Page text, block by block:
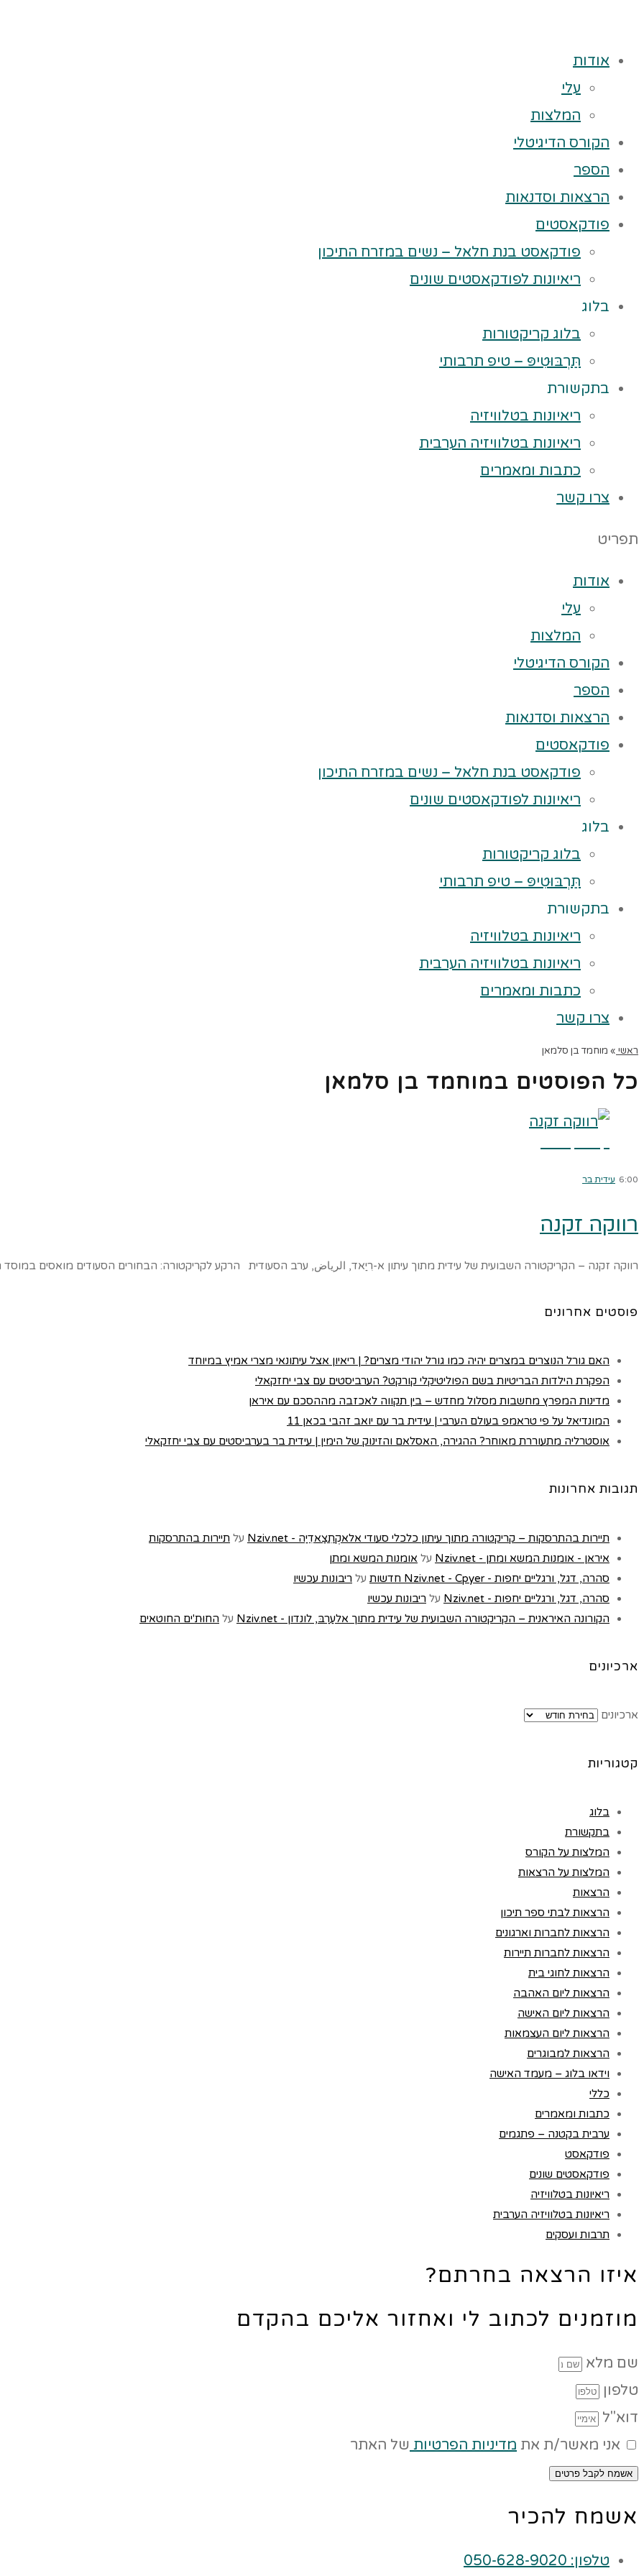
אודות
עלי
המלצות
הקורס הדיגיטלי
הספר
הרצאות וסדנאות
פודקאסטים
פודקאסט בנת חלאל – נשים במזרח התיכון
ריאיונות לפודקאסטים שונים
בלוג
בלוג קריקטורות
תַּרְבּוּטִיפּ – טיפ תרבותי
בתקשורת
ריאיונות בטלוויזיה
ריאיונות בטלוויזיה הערבית
כתבות ומאמרים
צרו קשר
תפריט
אודות
עלי
המלצות
הקורס הדיגיטלי
הספר
הרצאות וסדנאות
פודקאסטים
פודקאסט בנת חלאל – נשים במזרח התיכון
ריאיונות לפודקאסטים שונים
בלוג
בלוג קריקטורות
תַּרְבּוּטִיפּ – טיפ תרבותי
בתקשורת
ריאיונות בטלוויזיה
ריאיונות בטלוויזיה הערבית
כתבות ומאמרים
צרו קשר
ראשי » מוחמד בן סלמאן
כל הפוסטים במוחמד בן סלמאן
6:00 עידית בר
רווקה זקנה
רווקה זקנה – הקריקטורה השבועית של עידית מתוך עיתון א-רִיַאד, الرياض, ערב הסעודית הרקע לקריקטורה: הבחורים הסעודים מואסים במוסד
פוסטים אחרונים
האם גורל הנוצרים במצרים יהיה כמו גורל יהודי מצרים? | ריאיון אצל עיתונאי מצרי אמיץ במיוחד
הפקרת הילדות הבריטיות בשם הפוליטיקלי קורקט? הערביסטים עם צבי יחזקאלי
מדינות המפרץ מחשבות מסלול מחדש – בין תקווה לאכזבה מההסכם עם איראן
המונדיאל על פי טראמפ בעולם הערבי | עידית בר עם יואב זהבי בכאן 11
אוסטרליה מתעוררת מאוחר? ההגירה, האסלאם והזינוק של הימין | עידית בר בערביסטים עם צבי יחזקאלי
תגובות אחרונות
תיירות בהתרסקות – קריקטורה מתוך עיתון כלכלי סעודי אלאקְתִצַאדִיַה - Nziv.net על תיירות בהתרסקות
איראן - אומנות המשא ומתן - Nziv.net
על אומנות המשא ומתן
סהרה, דגל, ורגליים יחפות - Nziv.net - Cpyer חדשות
על ריבונות עכשיו
סהרה, דגל, ורגליים יחפות - Nziv.net
על ריבונות עכשיו
הקורונה האיראנית – הקריקטורה השבועית של עידית מתוך אלעַרַבּ, לונדון - Nziv.net
על החוּת'ים החוטאים
ארכיונים
ארכיונים
קטגוריות
בלוג
בתקשורת
המלצות על הקורס
המלצות על הרצאות
הרצאות
הרצאות לבתי ספר תיכון
הרצאות לחברות וארגונים
הרצאות לחברות תיירות
הרצאות לחוגי בית
הרצאות ליום האהבה
הרצאות ליום האישה
הרצאות ליום העצמאות
הרצאות למבוגרים
וידאו בלוג – מעמד האישה
כללי
כתבות ומאמרים
ערבית בקטנה – פתגמים
פודקאסט
פודקאסטים שונים
ריאיונות בטלוויזיה
ריאיונות בטלוויזיה הערבית
תרבות ועסקים
איזו הרצאה בחרתם?
מוזמנים לכתוב לי ואחזור אליכם בהקדם
שם מלא
טלפון
דוא"ל
אני מאשר/ת את מדיניות הפרטיות של האתר
אשמח לקבל פרטים
אשמח להכיר
טלפון: 050-628-9020